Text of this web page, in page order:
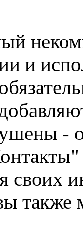
и
-
своих
также